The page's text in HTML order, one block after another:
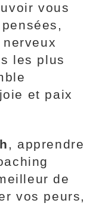
vous
les plus
et paix
, apprendre
de
vos peurs,